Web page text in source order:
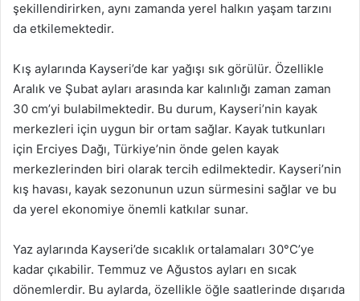
şekillendirirken, aynı zamanda yerel halkın yaşam tarzını
da etkilemektedir.
Kış aylarında Kayseri’de kar yağışı sık görülür. Özellikle
Aralık ve Şubat ayları arasında kar kalınlığı zaman zaman
30 cm’yi bulabilmektedir. Bu durum, Kayseri’nin kayak
merkezleri için uygun bir ortam sağlar. Kayak tutkunları
için Erciyes Dağı, Türkiye’nin önde gelen kayak
merkezlerinden biri olarak tercih edilmektedir. Kayseri’nin
kış havası, kayak sezonunun uzun sürmesini sağlar ve bu
da yerel ekonomiye önemli katkılar sunar.
Yaz aylarında Kayseri’de sıcaklık ortalamaları 30°C’ye
kadar çıkabilir. Temmuz ve Ağustos ayları en sıcak
dönemlerdir. Bu aylarda, özellikle öğle saatlerinde dışarıda